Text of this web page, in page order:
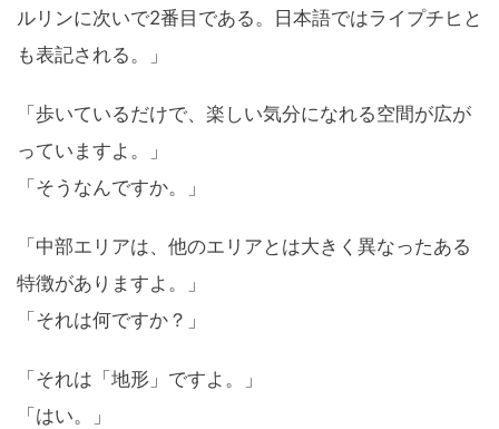
ルリンに次いで2番目である。日本語ではライプチヒと
も表記される。」
「歩いているだけで、楽しい気分になれる空間が広が
っていますよ。」
「そうなんですか。」
「中部エリアは、他のエリアとは大きく異なったある
特徴がありますよ。」
「それは何ですか？」
「それは「地形」ですよ。」
「はい。」